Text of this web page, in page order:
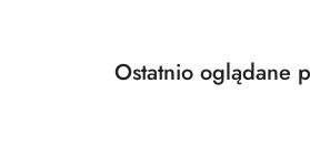
Pomiń karuzelę produktów
Produkty
Ostatnio oglądane